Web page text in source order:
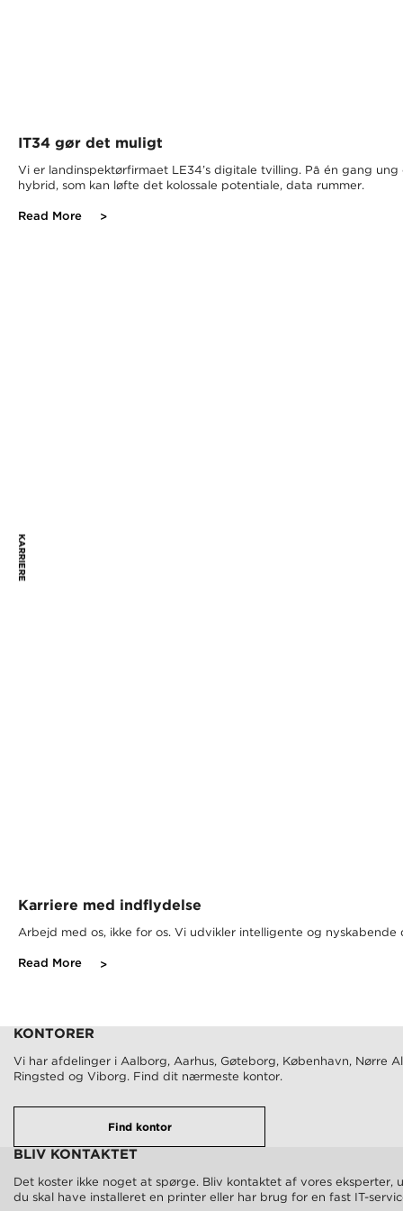
IT34 gør det muligt
Vi er landinspektørfirmaet LE34’s digitale tvilling. På én gang
hybrid, som kan løfte det kolossale potentiale, data rummer.
Read More
KARRIERE
Karriere med indflydelse
Arbejd med os, ikke for os. Vi udvikler intelligente og
Read More
KONTORER
Vi har afdelinger i Aalborg, Aarhus, Gøteborg, København, Nørre
Ringsted og Viborg. Find dit nærmeste kontor.
Find kontor
BLIV KONTAKTET
Det koster ikke noget at spørge. Bliv kontaktet af vores eksperter,
du skal have installeret en printer eller har brug for en fast IT-